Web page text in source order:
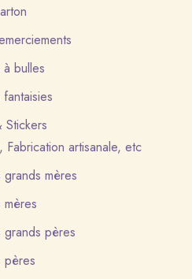
bulles
Stickers
Fabrication artisanale, etc
mères
grands pères
pères